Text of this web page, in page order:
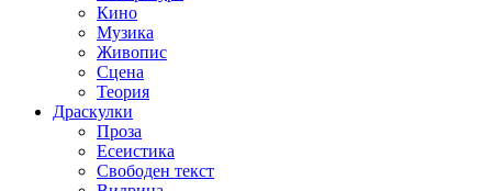
Кино
Музика
Живопис
Сцена
Теория
Драскулки
Проза
Есеистика
Свободен текст